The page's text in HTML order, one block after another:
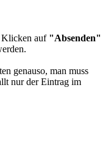
Klicken auf "Absenden"
genauso, man muss
nur der Eintrag im